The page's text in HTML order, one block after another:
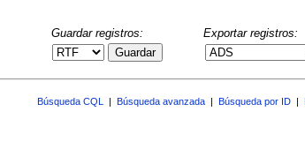
Guardar registros:
Guardar
Exportar registros:
Búsqueda CQL Búsqueda avanzada Búsqueda por ID